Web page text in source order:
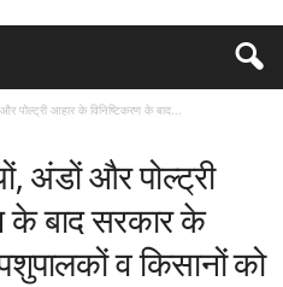
और पोल्ट्री आहार के विनिष्टिकरण के बाद...
अंडों और पोल्ट्री
के बाद सरकार के
व किसानों को